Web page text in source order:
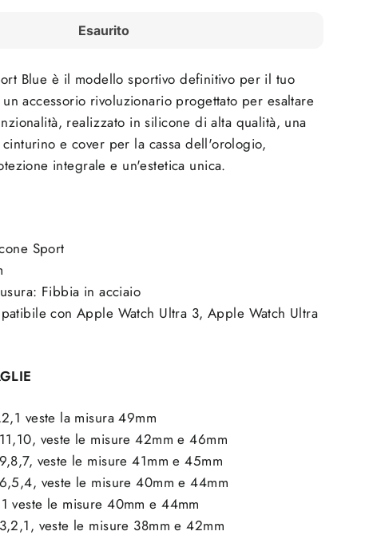
Esaurito
Blue è il modello sportivo definitivo per il tuo
accessorio rivoluzionario progettato per esaltare
realizzato in silicone di alta qualità, una
e cover per la cassa dell'orologio,
integrale e un'estetica unica.
Sport
Fibbia in acciaio
con Apple Watch Ultra 3, Apple Watch Ultra
veste la misura 49mm
veste le misure 42mm e 46mm
veste le misure 41mm e 45mm
veste le misure 40mm e 44mm
veste le misure 40mm e 44mm
veste le misure 38mm e 42mm